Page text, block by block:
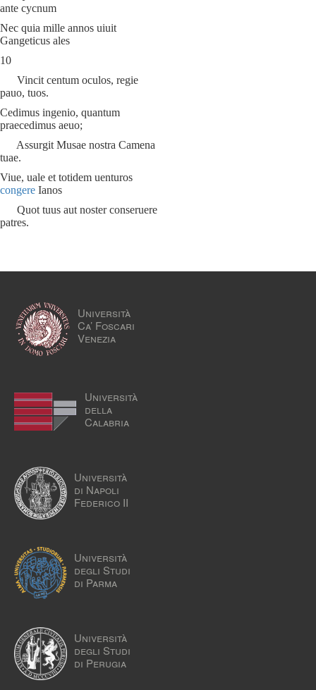
ante cycnum
Nec quia mille annos uiuit
Gangeticus ales
10
Vincit centum oculos, regie
pauo, tuos.
Cedimus ingenio, quantum
praecedimus aeuo;
Assurgit Musae nostra Camena
tuae.
Viue, uale et totidem uenturos
congere Ianos
Quot tuus aut noster conseruere
patres.
Università
Ca’ Foscari
Venezia
Università
della
Calabria
Università
di Napoli
Federico II
Università
degli Studi
di Parma
Università
degli Studi
di Perugia